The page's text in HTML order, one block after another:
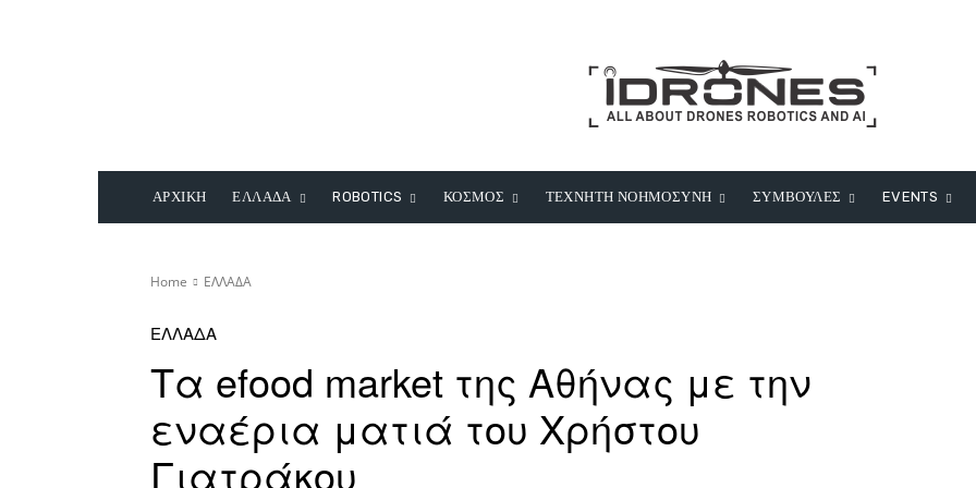
ΑΡΧΙΚΗ ΕΛΛΑΔΑ ROBOTICS ΚΟΣΜΟΣ ΤΕΧΝΗΤΗ ΝΟΗΜΟΣΥΝΗ ΣΥΜΒΟΥΛΕΣ EVENTS
Home ΕΛΛΑΔΑ
ΕΛΛΑΔΑ
Τα efood market της Αθήνας με την
εναέρια ματιά του Χρήστου
Γιατράκου